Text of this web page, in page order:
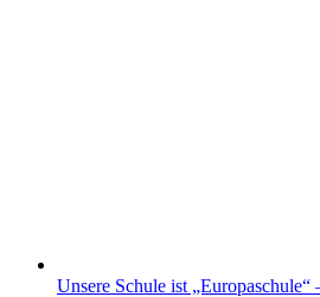
Unsere Schule ist